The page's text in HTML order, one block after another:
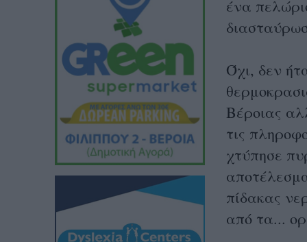
ένα
Όχι, δεν
Βέροιας
τις
χτύπησε
πίδακας
από τα...